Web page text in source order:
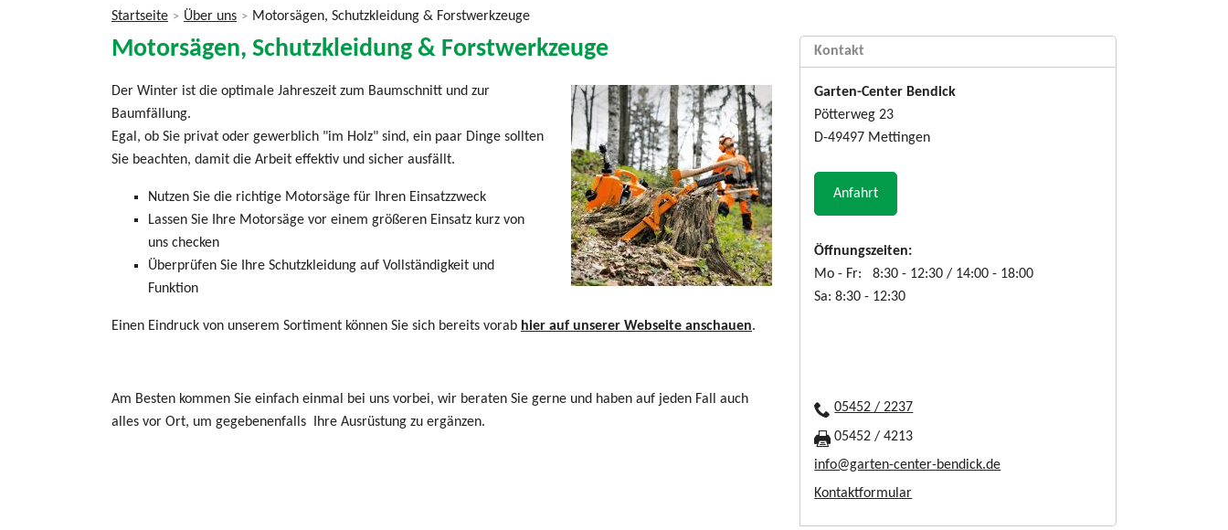
sind
Startseite > Über uns > Motorsägen, Schutzkleidung & Forstwerkzeuge
Motorsägen, Schutzkleidung & Forstwerkzeuge
Der Winter ist die optimale Jahreszeit zum Baumschnitt und zur
Baumfällung.
Egal, ob Sie privat oder gewerblich "im Holz" sind, ein paar Dinge sollten
Sie beachten, damit die Arbeit effektiv und sicher ausfällt.
Nutzen Sie die richtige Motorsäge für Ihren Einsatzzweck
Lassen Sie Ihre Motorsäge vor einem größeren Einsatz kurz von
uns checken
Überprüfen Sie Ihre Schutzkleidung auf Vollständigkeit und
Funktion
Einen Eindruck von unserem Sortiment können Sie sich bereits vorab hier auf unserer Webseite anschauen.
Am Besten kommen Sie einfach einmal bei uns vorbei, wir beraten Sie gerne und haben auf jeden Fall auch
alles vor Ort, um gegebenenfalls Ihre Ausrüstung zu ergänzen.
Kontakt
Garten-Center Bendick
Pötterweg 23
D-49497 Mettingen
Anfahrt
Öffnungszeiten:
Mo - Fr: 8:30 - 12:30 / 14:00 - 18:00
Sa: 8:30 - 12:30
05452 / 2237
05452 / 4213
info@garten-center-bendick.de
Kontaktformular